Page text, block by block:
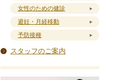
女性のための健診
避妊・月経移動
予防接種
スタッフのご案内